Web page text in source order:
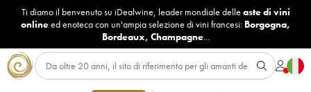
Ti diamo il benvenuto su iDealwine, leader mondiale delle aste di vini
onlineed enoteca con un'ampia selezione di vini francesi: Borgogna,
Bordeaux, Champagne...